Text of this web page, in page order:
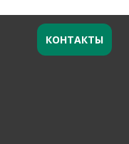
КОНТАКТЫ